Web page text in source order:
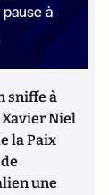
à
sniffe à
Niel
la Paix
une